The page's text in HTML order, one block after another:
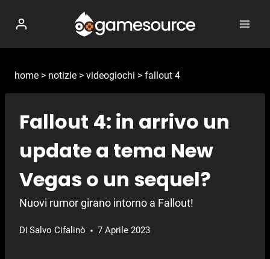
contenuto
home > notizie > videogiochi > fallout 4
Fallout 4: in arrivo un
update a tema New
Vegas o un sequel?
Nuovi rumor girano intorno a Fallout!
Di Salvo Cifalinò 7 Aprile 2023